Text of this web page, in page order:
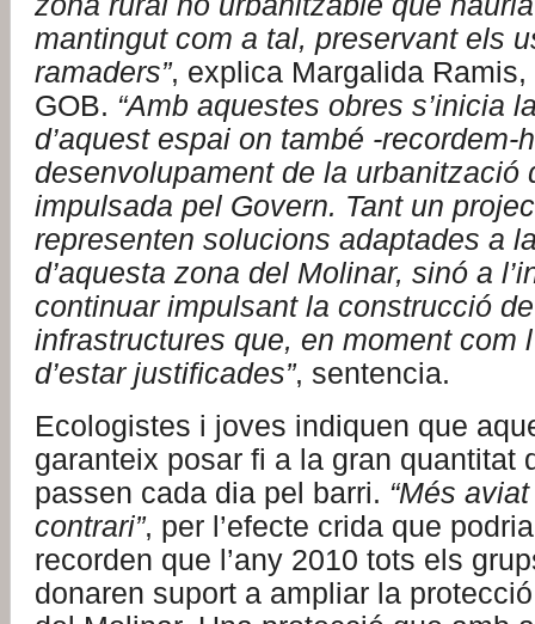
mantingut com a tal, preservant els
ramaders”, explica Margalida
GOB. “Amb aquestes obres s’inicia
d’aquest espai on també -recordem-
desenvolupament de la urbanització
impulsada pel Govern. Tant un
representen solucions adaptades a
d’aquesta zona del Molinar, sinó a
continuar impulsant la construcció
infrastructures que, en moment com
d’estar justificades”, sentencia.
Ecologistes i joves indiquen que
garanteix posar fi a la gran quantitat
passen cada dia pel barri. “Més
contrari”, per l’efecte crida que
recorden que l’any 2010 tots els
donaren suport a ampliar la